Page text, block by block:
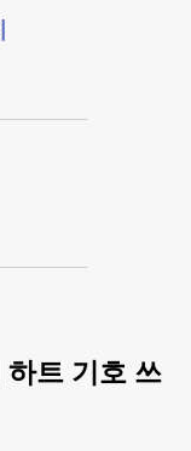
트 기호 쓰